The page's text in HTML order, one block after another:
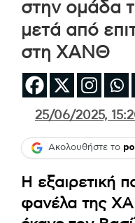
στην ομάδα
μετά από
στη ΧΑΝΘ
25/06/2025,
Ακολουθήστε το
Η εξαιρετική
φανέλα της